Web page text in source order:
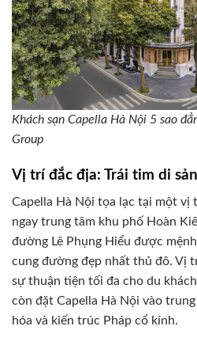
Khách sạn Capella Hà Nội 5 sao
Group
Vị trí đắc địa: Trái tim di
Capella Hà Nội tọa lạc tại một vị
ngay trung tâm khu phố Hoàn
đường Lê Phụng Hiểu được
cung đường đẹp nhất thủ đô. Vị
sự thuận tiện tối đa cho du
còn đặt Capella Hà Nội vào
hóa và kiến trúc Pháp cổ kính.